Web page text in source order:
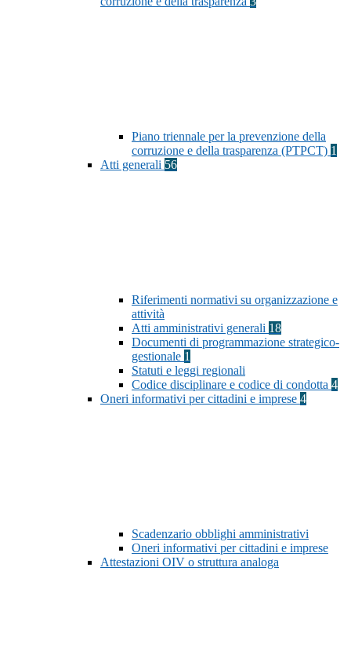
Piano triennale per la prevenzione della
corruzione e della trasparenza (PTPCT) 1
Atti generali 56
Riferimenti normativi su organizzazione e
attività
Atti amministrativi generali 18
Documenti di programmazione strategico-
gestionale 1
Statuti e leggi regionali
Codice disciplinare e codice di condotta 4
Oneri informativi per cittadini e imprese 4
Scadenzario obblighi amministrativi
Oneri informativi per cittadini e imprese
Attestazioni OIV o struttura analoga